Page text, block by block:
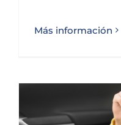
Más información